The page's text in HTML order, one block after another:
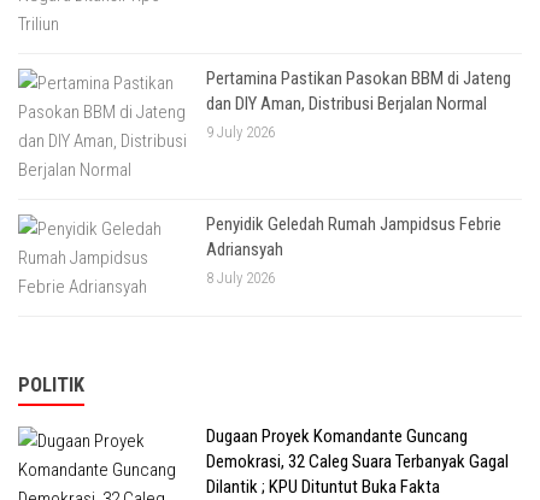
Pertamina Pastikan Pasokan BBM di Jateng
dan DIY Aman, Distribusi Berjalan Normal
9 July 2026
Penyidik Geledah Rumah Jampidsus Febrie
Adriansyah
8 July 2026
POLITIK
Dugaan Proyek Komandante Guncang
Demokrasi, 32 Caleg Suara Terbanyak Gagal
Dilantik ; KPU Dituntut Buka Fakta